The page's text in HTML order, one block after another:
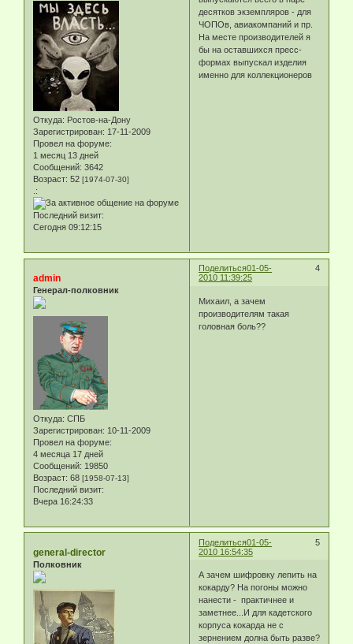
Откуда: Ростов-на-Дону
Зарегистрирован: 17-11-2009
Провел на форуме:
1 месяц 13 дней
Сообщений: 3642
Возраст: 52 [1974-07-30]
.:
Последний визит:
Сегодня 09:12:15
десятков экземпляров - для
ЧОПОв, авиакомпаний и пр.
На месте производителей я
бы на оставшихся пресс-
формах выпускал изделия
именно для коллекционеров
Поделиться 4
01-05-
2010 11:39:25
admin
Генерал-полковник
Откуда: СПБ
Зарегистрирован: 10-11-2009
Провел на форуме:
4 месяца 17 дней
Сообщений: 19850
Возраст: 68 [1958-07-13]
Последний визит:
Вчера 16:24:33
Михаил, а зачем
производителям такая
головная боль??
Поделиться 5
01-05-
2010 16:54:35
general-director
Полковник
А зачем шифровку лепить на
кокарду? На погоны можно
нанести - практичнее и
заметнее...И для кадетского
корпуса кокарда не с
зернением долна быть разве?